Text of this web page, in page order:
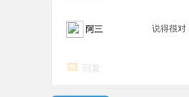
阿三 说得很对
回复